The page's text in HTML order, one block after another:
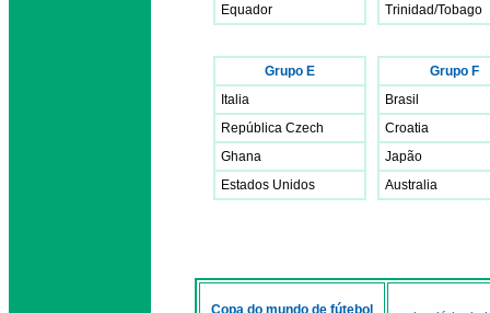
Equador
Trinidad/Tobago
Grupo E
Italia
República Czech
Ghana
Estados Unidos
Grupo F
Brasil
Croatia
Japão
Australia
Copa do mundo de fútebol